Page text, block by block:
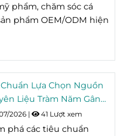
phẩm, chăm sóc cá
phẩm OEM/ODM hiện
Lựa Chọn Nguồn
Liệu Tràm Năm Gân
Cho Sản Xuất
2026 | 41 Lượt xem
phá các tiêu chuẩn